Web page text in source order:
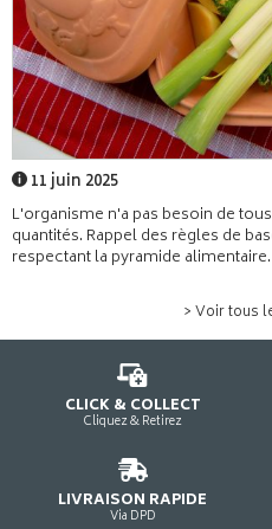
11 juin 2025
L'organisme n'a pas besoin de
quantités. Rappel des règles de
respectant la pyramide alimentaire.
> Voir tous
CLICK & COLLECT
Cliquez & Retirez
LIVRAISON RAPIDE
Via DPD